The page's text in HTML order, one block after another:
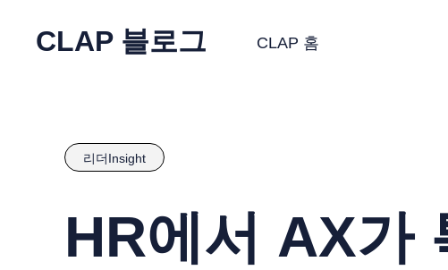
CLAP 블로그 CLAP 홈
리더Insight
HR에서 AX가